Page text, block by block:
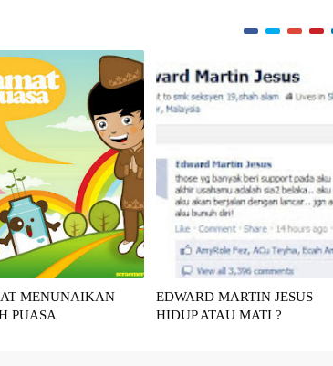
MENUNAIKAN
PUASA
EDWARD MARTIN JESUS
HIDUP ATAU MATI ?